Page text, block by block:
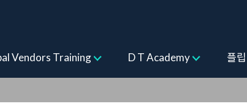
Vendors Training D T Academy 플